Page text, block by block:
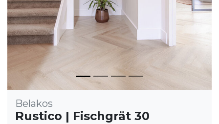
Belakos
Rustico | Fischgrät 30